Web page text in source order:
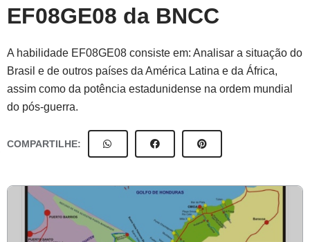
EF08GE08 da BNCC
A habilidade EF08GE08 consiste em: Analisar a situação do
Brasil e de outros países da América Latina e da África,
assim como da potência estadunidense na ordem mundial
do pós-guerra.
COMPARTILHE: